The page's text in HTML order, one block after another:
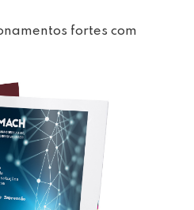
fortes com